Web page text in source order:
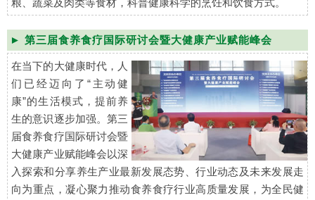
粮、蔬菜及肉类等食材，科普健康科学的烹饪和饮食方式。
► 第三届食养食疗国际研讨会暨大健康产业赋能峰会
在当下的大健康时代，人
们已经迈向了“主动健
康”的生活模式，提前养
生的意识逐步加强。第三
届食养食疗国际研讨会暨
大健康产业赋能峰会以深
入探索和分享养生产业最新发展态势、行业动态及未来发展走
向为重点，凝心聚力推动食养食疗行业高质量发展，为全民健